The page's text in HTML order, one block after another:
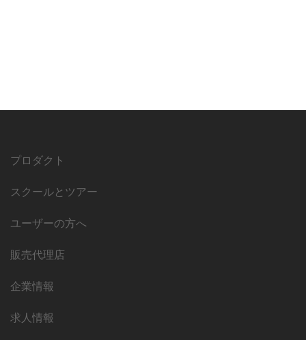
プロダクト
スクールとツアー
ユーザーの方へ
販売代理店
企業情報
求人情報